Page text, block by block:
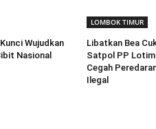
Wujudkan
Nasional
LOMBOK TIMUR
Libatkan Bea
Satpol PP
Cegah
Ilegal